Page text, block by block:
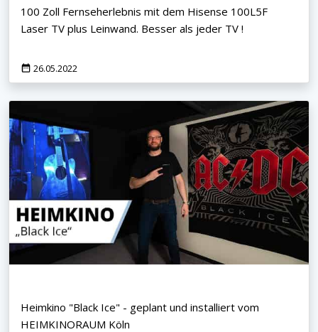
100 Zoll Fernseherlebnis mit dem Hisense 100L5F
Laser TV plus Leinwand. Besser als jeder TV !
26.05.2022
Heimkino "Black Ice" - geplant und installiert vom
HEIMKINORAUM Köln